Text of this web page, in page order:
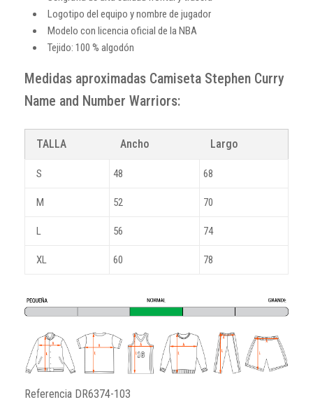
Logotipo del equipo y nombre de jugador
Modelo con licencia oficial de la NBA
Tejido: 100 % algodón
Medidas aproximadas Camiseta Stephen Curry
Name and Number Warriors:
TALLA Ancho Largo
S 48 68
M 52 70
L 56 74
XL 60 78
Referencia DR6374-103